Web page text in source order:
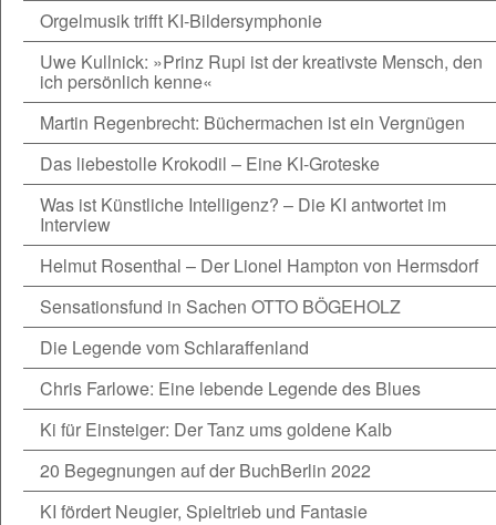
Orgelmusik trifft KI-Bildersymphonie
Uwe Kullnick: »Prinz Rupi ist der kreativste Mensch, den
ich persönlich kenne«
Martin Regenbrecht: Büchermachen ist ein Vergnügen
Das liebestolle Krokodil – Eine KI-Groteske
Was ist Künstliche Intelligenz? – Die KI antwortet im
Interview
Helmut Rosenthal – Der Lionel Hampton von Hermsdorf
Sensationsfund in Sachen OTTO BÖGEHOLZ
Die Legende vom Schlaraffenland
Chris Farlowe: Eine lebende Legende des Blues
Ki für Einsteiger: Der Tanz ums goldene Kalb
20 Begegnungen auf der BuchBerlin 2022
KI fördert Neugier, Spieltrieb und Fantasie